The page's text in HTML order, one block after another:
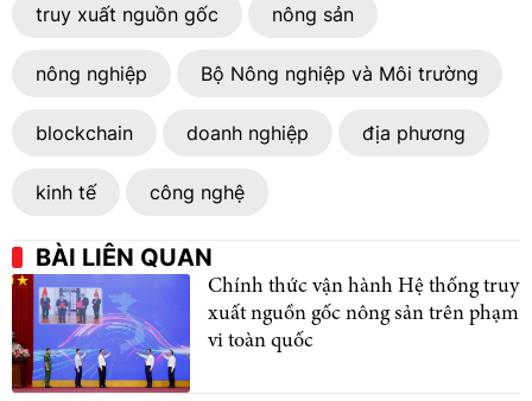
truy xuất nguồn gốc nông sản
nông nghiệp Bộ Nông nghiệp và Môi trường
blockchain doanh nghiệp địa phương
kinh tế công nghệ
BÀI LIÊN QUAN
Chính thức vận hành Hệ thống truy
xuất nguồn gốc nông sản trên phạm
vi toàn quốc